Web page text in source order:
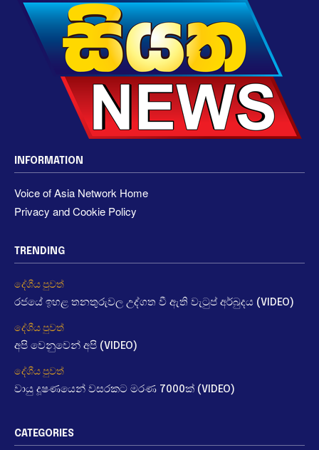
INFORMATION
Voice of Asia Network Home
Privacy and Cookie Policy
TRENDING
දේශීය පුවත්
රජයේ ඉහළ තනතුරුවල උද්ගත වී ඇති වැටුප් අර්බුදය (VIDEO)
දේශීය පුවත්
අපි වෙනුවෙන් අපි (VIDEO)
දේශීය පුවත්
වායු දූෂණයෙන් වසරකට මරණ 7000ක් (VIDEO)
CATEGORIES